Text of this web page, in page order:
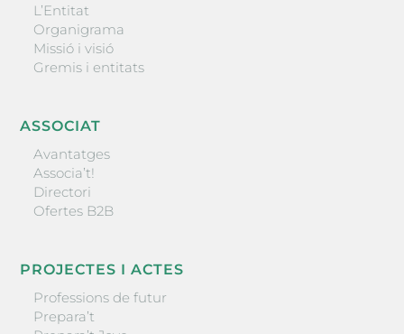
L’Entitat
Organigrama
Missió i visió
Gremis i entitats
ASSOCIAT
Avantatges
Associa’t!
Directori
Ofertes B2B
PROJECTES I ACTES
Professions de futur
Prepara’t